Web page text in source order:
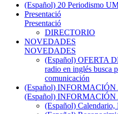
(Español) 20 Periodismo
Presentació
Presentació
DIRECTORIO
NOVEDADES
NOVEDADES
(Español) OFERTA
radio en inglés busca
comunicación
(Español)
(Español)
(Español) Calendario,